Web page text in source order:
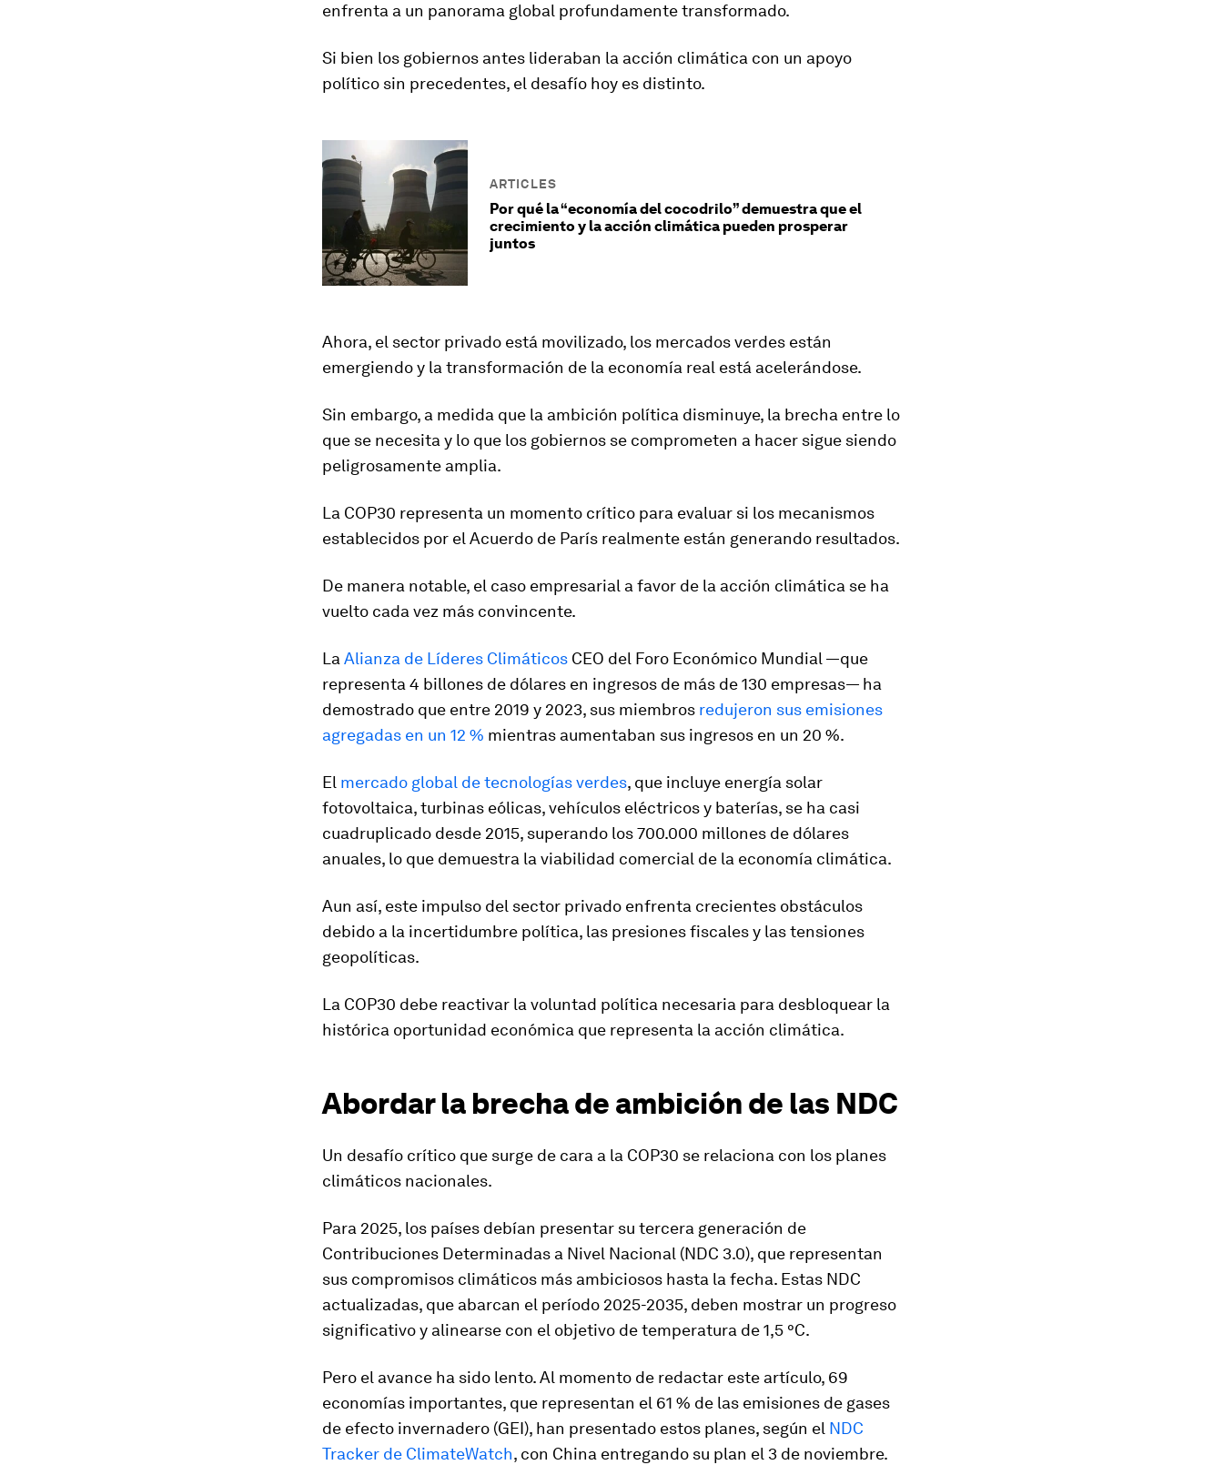
enfrenta a un panorama global profundamente transformado.
Si bien los gobiernos antes lideraban la acción climática con un apoyo
político sin precedentes, el desafío hoy es distinto.
ARTICLES
Por qué la “economía del cocodrilo” demuestra que el
crecimiento y la acción climática pueden prosperar
juntos
Ahora, el sector privado está movilizado, los mercados verdes están
emergiendo y la transformación de la economía real está acelerándose.
Sin embargo, a medida que la ambición política disminuye, la brecha entre lo
que se necesita y lo que los gobiernos se comprometen a hacer sigue siendo
peligrosamente amplia.
La COP30 representa un momento crítico para evaluar si los mecanismos
establecidos por el Acuerdo de París realmente están generando resultados.
De manera notable, el caso empresarial a favor de la acción climática se ha
vuelto cada vez más convincente.
La Alianza de Líderes Climáticos CEO del Foro Económico Mundial —que
representa 4 billones de dólares en ingresos de más de 130 empresas— ha
demostrado que entre 2019 y 2023, sus miembros redujeron sus emisiones
agregadas en un 12 % mientras aumentaban sus ingresos en un 20 %.
El mercado global de tecnologías verdes, que incluye energía solar
fotovoltaica, turbinas eólicas, vehículos eléctricos y baterías, se ha casi
cuadruplicado desde 2015, superando los 700.000 millones de dólares
anuales, lo que demuestra la viabilidad comercial de la economía climática.
Aun así, este impulso del sector privado enfrenta crecientes obstáculos
debido a la incertidumbre política, las presiones fiscales y las tensiones
geopolíticas.
La COP30 debe reactivar la voluntad política necesaria para desbloquear la
histórica oportunidad económica que representa la acción climática.
Abordar la brecha de ambición de las NDC
Un desafío crítico que surge de cara a la COP30 se relaciona con los planes
climáticos nacionales.
Para 2025, los países debían presentar su tercera generación de
Contribuciones Determinadas a Nivel Nacional (NDC 3.0), que representan
sus compromisos climáticos más ambiciosos hasta la fecha. Estas NDC
actualizadas, que abarcan el período 2025-2035, deben mostrar un progreso
significativo y alinearse con el objetivo de temperatura de 1,5 °C.
Pero el avance ha sido lento. Al momento de redactar este artículo, 69
economías importantes, que representan el 61 % de las emisiones de gases
de efecto invernadero (GEI), han presentado estos planes, según el NDC
Tracker de ClimateWatch, con China entregando su plan el 3 de noviembre.